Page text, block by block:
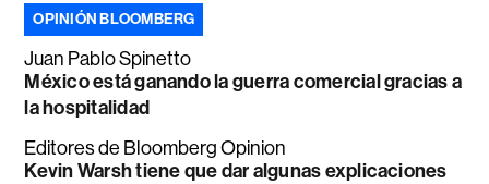
OPINIÓN BLOOMBERG
Juan Pablo Spinetto
México está ganando la guerra comercial gracias a
la hospitalidad
Editores de Bloomberg Opinion
Kevin Warsh tiene que dar algunas explicaciones